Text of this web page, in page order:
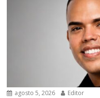
agosto 5, 2026 Editor